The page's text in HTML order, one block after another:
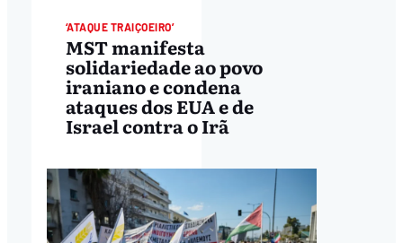
‘ATAQUE TRAIÇOEIRO’
MST manifesta
solidariedade ao povo
iraniano e condena
ataques dos EUA e de
Israel contra o Irã